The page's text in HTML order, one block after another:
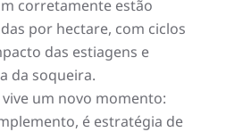
corretamente estão
por hectare, com ciclos
das estiagens e
da soqueira.
um novo momento:
é estratégia de